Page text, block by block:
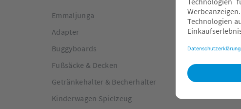
Emmaljunga
Adapter
Buggyboards
Fußsäcke & Decken
Getränkehalter & Becherhalter
Kinderwagen Spielzeug